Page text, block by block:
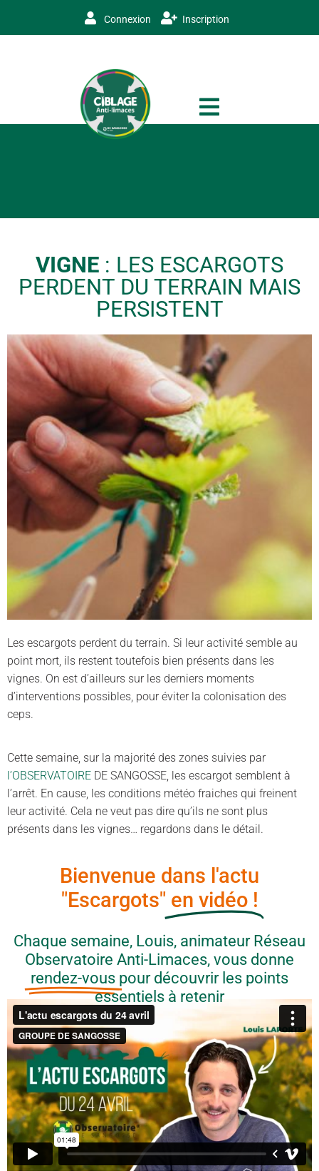
Connexion Inscription
VIGNE : LES ESCARGOTS
PERDENT DU TERRAIN MAIS
PERSISTENT
Les escargots perdent du terrain. Si leur activité semble au
point mort, ils restent toutefois bien présents dans les
vignes. On est d’ailleurs sur les derniers moments
d’interventions possibles, pour éviter la colonisation des
ceps.
Cette semaine, sur la majorité des zones suivies par
l’OBSERVATOIRE DE SANGOSSE, les escargot semblent à
l’arrêt. En cause, les conditions météo fraiches qui freinent
leur activité. Cela ne veut pas dire qu’ils ne sont plus
présents dans les vignes… regardons dans le détail.
Bienvenue dans l'actu
"Escargots" en vidéo !
Chaque semaine, Louis, animateur Réseau
Observatoire Anti-Limaces, vous donne
rendez-vous pour découvrir les points
essentiels à retenir